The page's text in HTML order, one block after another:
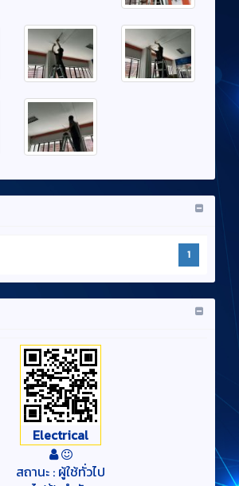
1
Electrical
สถานะ : ผู้ใช้ทั่วไป